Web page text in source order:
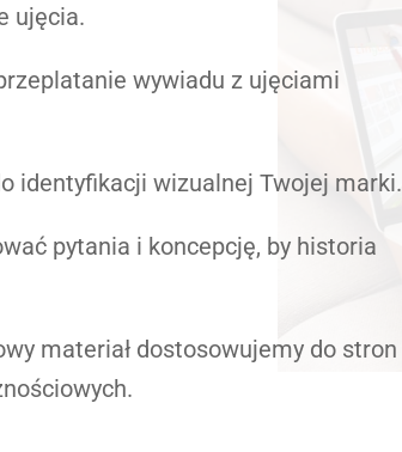
ujęcia.
wywiadu z ujęciami
identyfikacji wizualnej Twojej marki.
pytania i koncepcję, by historia
materiał dostosowujemy do stron